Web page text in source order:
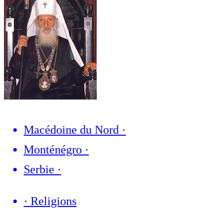
Macédoine du Nord ·
Monténégro ·
Serbie ·
· Religions